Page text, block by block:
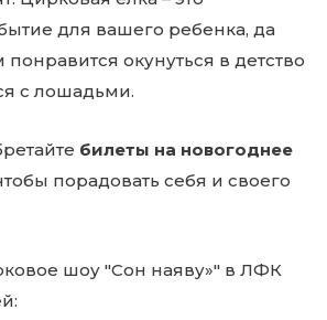
для вашего ребенка, да
окунуться в детство
с лошадьми.
билеты на новогоднее
порадовать себя и своего
шоу "Сон наяву»" в ЛФК